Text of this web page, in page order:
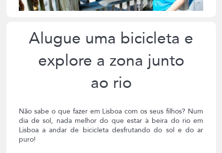
Alugue uma bicicleta e
explore a zona junto
ao rio
Não sabe o que fazer em Lisboa com os seus filhos? Num
dia de sol, nada melhor do que estar à beira do rio em
Lisboa a andar de bicicleta desfrutando do sol e do ar
puro!